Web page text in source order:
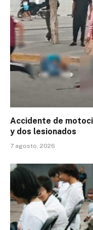
Accidente de
y dos lesionados
7 agosto, 2026